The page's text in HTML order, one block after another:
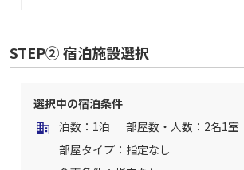
STEP② 宿泊施設選択
選択中の宿泊条件
泊数：1泊
部屋数・人数：2名1室
部屋タイプ：指定なし